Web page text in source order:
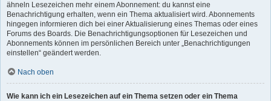
ähneln Lesezeichen mehr einem Abonnement: du kannst eine
Benachrichtigung erhalten, wenn ein Thema aktualisiert wird. Abonnements
hingegen informieren dich bei einer Aktualisierung eines Themas oder eines
Forums des Boards. Die Benachrichtigungsoptionen für Lesezeichen und
Abonnements können im persönlichen Bereich unter „Benachrichtigungen
einstellen“ geändert werden.
Nach oben
Wie kann ich ein Lesezeichen auf ein Thema setzen oder ein Thema